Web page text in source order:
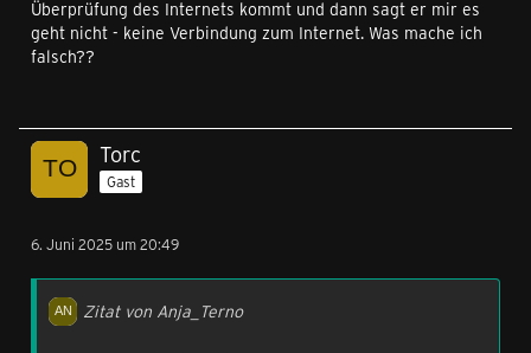
Überprüfung des Internets kommt und dann sagt er mir es
geht nicht - keine Verbindung zum Internet. Was mache ich
falsch??
Torc
Gast
6. Juni 2025 um 20:49
Zitat von Anja_Terno